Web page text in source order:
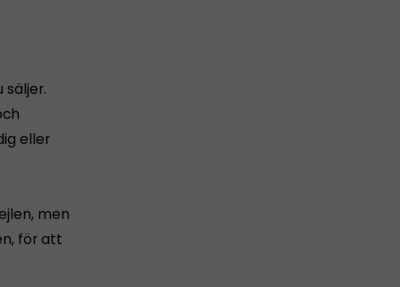
säljer.
eller
men
för att